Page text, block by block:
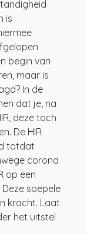
is
begin van
maar is
In de
dat je, na
deze toch
De HIR
totdat
corona
op een
soepele
kracht. Laat
het uitstel